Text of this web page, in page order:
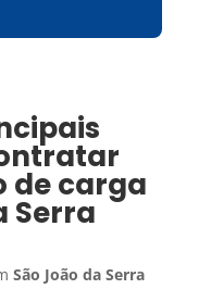
de carga
Serra
São João da Serra